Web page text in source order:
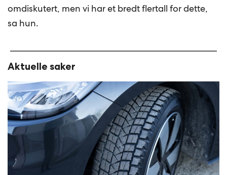
omdiskutert, men vi har et bredt flertall for dette,
sa hun.
Aktuelle saker